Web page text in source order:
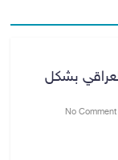
بشكل
No Comment